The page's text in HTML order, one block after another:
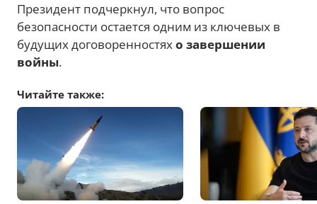
Президент подчеркнул, что вопрос
безопасности остается одним из ключевых в
будущих договоренностяхо завершении
войны.
Читайте также: